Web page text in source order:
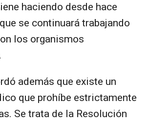
haciendo desde hace
se continuará trabajando
los organismos
además que existe un
que prohíbe estrictamente
Se trata de la Resolución